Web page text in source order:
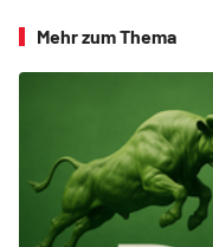
Mehr zum Thema